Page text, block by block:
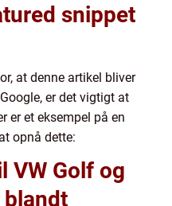
snippet
at denne artikel bliver
er det vigtigt at
er et eksempel på en
opnå dette:
VW Golf og